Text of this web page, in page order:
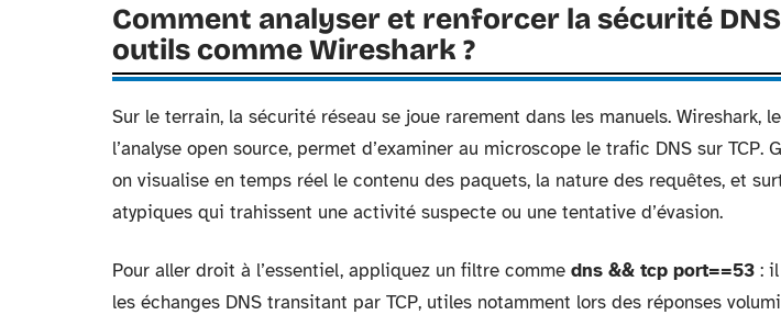
Comment analyser et renforcer la sécurité
outils comme Wireshark ?
Sur le terrain, la sécurité réseau se joue rarement dans les manuels. Wireshark,
l’analyse open source, permet d’examiner au microscope le trafic DNS sur TCP.
on visualise en temps réel le contenu des paquets, la nature des requêtes, et
atypiques qui trahissent une activité suspecte ou une tentative d’évasion.
Pour aller droit à l’essentiel, appliquez un filtre comme dns && tcp port==53 :
les échanges DNS transitant par TCP, utiles notamment lors des réponses